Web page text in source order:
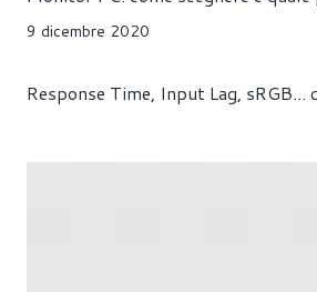
9 dicembre 2020
Response Time, Input Lag, sRGB...